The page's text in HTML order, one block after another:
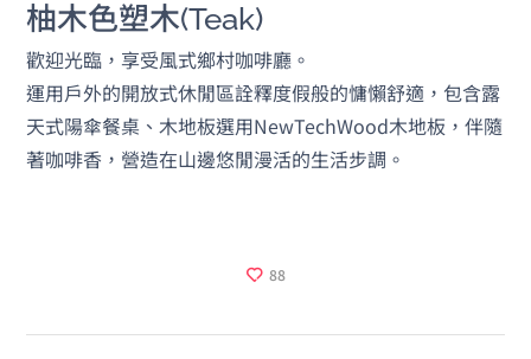
柚木色塑木(Teak)
歡迎光臨，享受風式鄉村咖啡廳。
運用戶外的開放式休閒區詮釋度假般的慵懶舒適，包含露
天式陽傘餐桌、木地板選用NewTechWood木地板，伴隨
著咖啡香，營造在山邊悠閒漫活的生活步調。
88